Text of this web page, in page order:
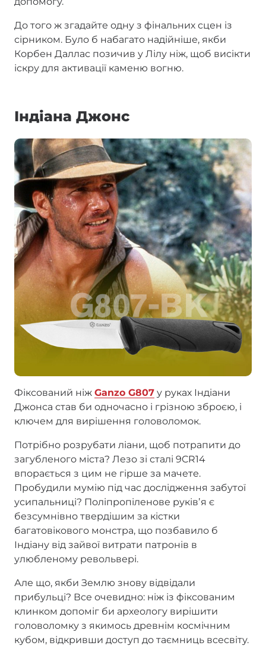
До того ж згадайте одну з фінальних сцен із
сірником. Було б набагато надійніше, якби
Корбен Даллас позичив у Лілу ніж, щоб висікти
іскру для активації каменю вогню.
Індіана Джонс
Фіксований ніж Ganzo G807 у руках Індіани
Джонса став би одночасно і грізною зброєю, і
ключем для вирішення головоломок.
Потрібно розрубати ліани, щоб потрапити до
загубленого міста? Лезо зі сталі 9CR14
впорається з цим не гірше за мачете.
Пробудили мумію під час дослідження забутої
усипальниці? Поліпропіленове руківʼя є
безсумнівно твердішим за кістки
багатовікового монстра, що позбавило б
Індіану від зайвої витрати патронів в
улюбленому револьвері.
Але що, якби Землю знову відвідали
прибульці? Все очевидно: ніж із фіксованим
клинком допоміг би археологу вирішити
головоломку з якимось древнім космічним
кубом, відкривши доступ до таємниць всесвіту.